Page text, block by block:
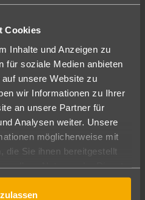
Cookies
Inhalte und Anzeigen zu
für soziale Medien anbieten
unsere Website zu
wir Informationen zu Ihrer
an unsere Partner für
Analysen weiter. Unsere
möglicherweise mit
die Sie ihnen bereitgestellt
- zerklüftete Berge